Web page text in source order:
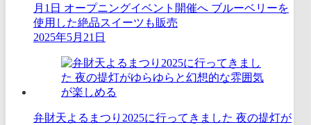
月1日 オープニングイベント開催へ ブルーベリーを
使用した絶品スイーツも販売
2025年5月21日
弁財天よるまつり2025に行ってきました 夜の提灯が